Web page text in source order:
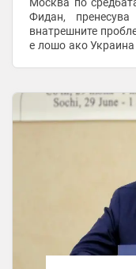
Фидан,
внатрешните
е лошо ако Украина